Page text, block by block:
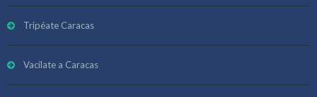
Tripéate Caracas
Vacílate a Caracas